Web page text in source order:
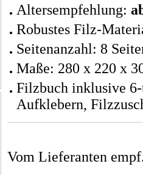
Altersempfehlung:
Robustes Filz-
Seitenanzahl: 8
Maße: 280 x 220 x
Filzbuch inklusive
Aufklebern,
Vom Lieferanten